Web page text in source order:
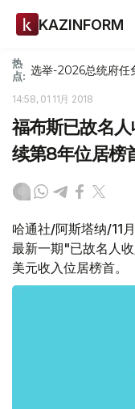
KAZINFORM
热
点: 选举-2026总统府任
14:58, 01 11月 2018
福布斯已故名
续第8年位居榜
哈通社/阿斯塔纳/11
最新一期"已故名人
美元收入位居榜首。